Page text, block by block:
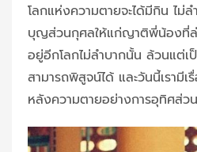
โลกแห่งความตายจะได้มีกิน ไม่
บุญส่วนกุศลให้แก่ญาติพี่น้องที่ล่
อยู่อีกโลกไม่ลำบากนั้น ล้วนแต่เ
สามารถพิสูจน์ได้ และวันนี้เรามีเ
หลังความตายอย่างการอุทิศส่